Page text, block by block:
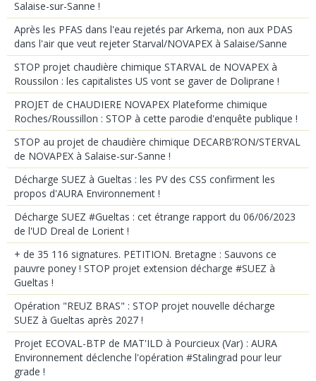
Salaise-sur-Sanne !
Après les PFAS dans l'eau rejetés par Arkema, non aux PDAS
dans l'air que veut rejeter Starval/NOVAPEX à Salaise/Sanne
STOP projet chaudière chimique STARVAL de NOVAPEX à
Roussilon : les capitalistes US vont se gaver de Doliprane !
PROJET de CHAUDIERE NOVAPEX Plateforme chimique
Roches/Roussillon : STOP à cette parodie d'enquête publique !
STOP au projet de chaudière chimique DECARB’RON/STERVAL
de NOVAPEX à Salaise-sur-Sanne !
Décharge SUEZ à Gueltas : les PV des CSS confirment les
propos d'AURA Environnement !
Décharge SUEZ #Gueltas : cet étrange rapport du 06/06/2023
de l'UD Dreal de Lorient !
+ de 35 116 signatures. PETITION. Bretagne : Sauvons ce
pauvre poney ! STOP projet extension décharge #SUEZ à
Gueltas !
Opération "REUZ BRAS" : STOP projet nouvelle décharge
SUEZ à Gueltas après 2027 !
Projet ECOVAL-BTP de MAT'ILD à Pourcieux (Var) : AURA
Environnement déclenche l'opération #Stalingrad pour leur
grade !